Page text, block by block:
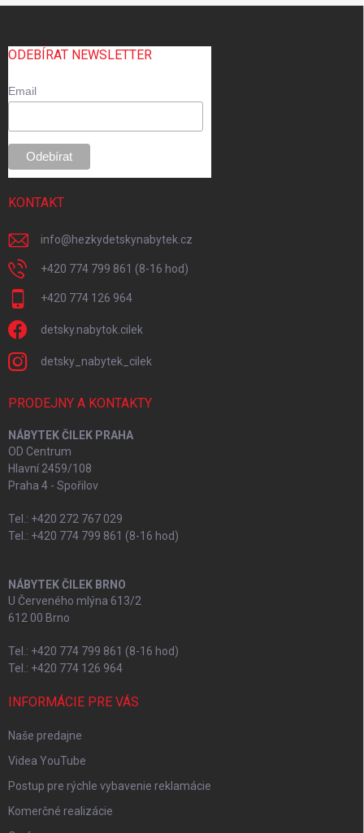
ODEBÍRAT NEWSLETTER
Email
KONTAKT
info@hezkydetskynabytek.cz
+420 774 799 861 (8-16 hod)
+420 774 126 964
detsky.nabytok.cilek
detsky_nabytek_cilek
PRODEJNY A KONTAKTY
NÁBYTEK ČILEK PRAHA
OD Centrum
Hlavní 2459/108
Praha 4 - Spořilov
Tel.: +420 272 767 029
Tel.: +420 774 799 861 (8-16 hod)
NÁBYTEK ČILEK BRNO
U Červeného mlýna 613/2
612 00 Brno
Tel.: +420 774 799 861 (8-16 hod)
Tel.: +420 774 126 964
INFORMÁCIE PRE VÁS
Naše predajne
Videa YouTube
Postup pre rýchle vybavenie reklamácie
Komerčné realizácie